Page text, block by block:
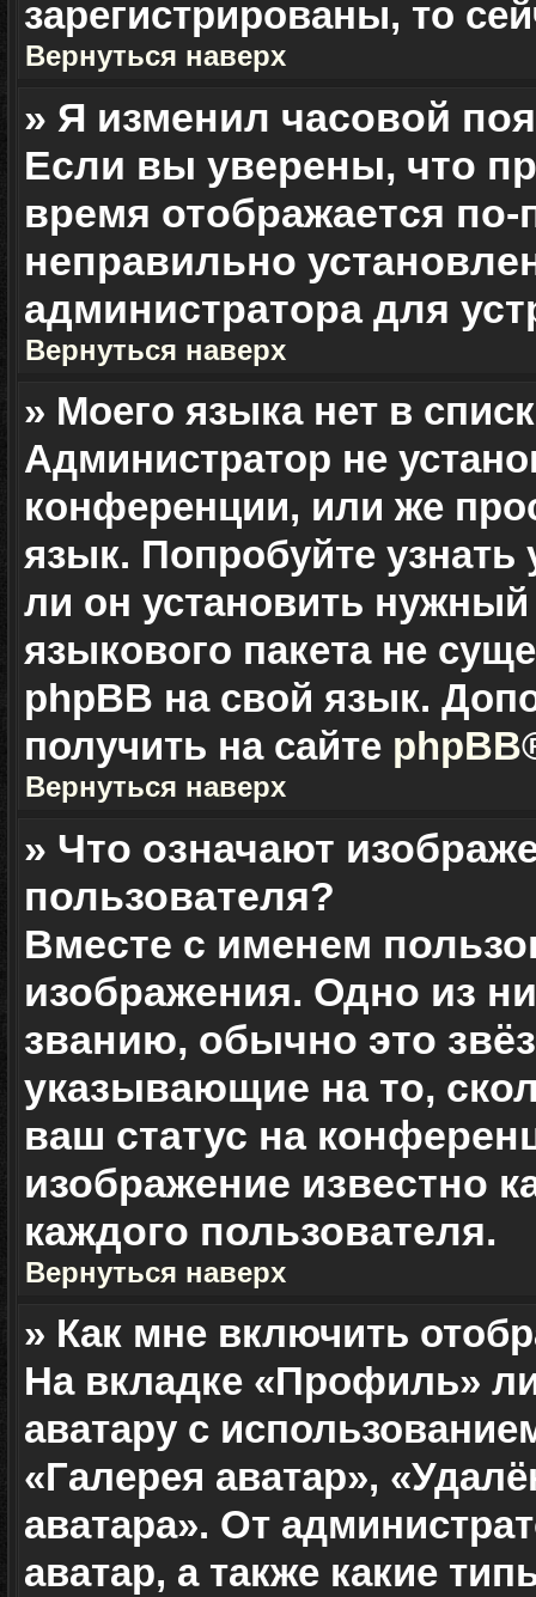
зарегистрированы, то
Вернуться наверх
» Я изменил часовой
Если вы уверены, что
время отображается
неправильно
администратора для
Вернуться наверх
» Моего языка нет в
Администратор не
конференции, или же
язык. Попробуйте
ли он установить
языкового пакета не
phpBB на свой язык.
получить на сайте phpBB
Вернуться наверх
» Что означают
пользователя?
Вместе с именем
изображения. Одно из
званию, обычно это
указывающие на то,
ваш статус на
изображение известно
каждого пользователя.
Вернуться наверх
» Как мне включить
На вкладке «Профиль»
аватару с
«Галерея аватар»,
аватара». От
аватар, а также какие